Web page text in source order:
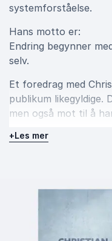
systemforståelse.
Hans motto er:
Endring begynner
selv.
Et foredrag med
publikum likegyldige.
men også mot til å
+Les mer